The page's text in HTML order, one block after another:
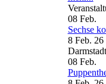
08 Feb.
Sechse
8 Feb. 26
Darmstadt
08 Feb.